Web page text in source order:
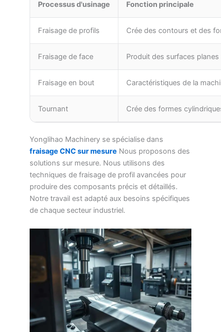
Processus d'usinage Fonction principale
Fraisage de profils Crée des contours et des
Fraisage de face Produit des surfaces planes
Fraisage en bout Caractéristiques de la
Tournant Crée des formes
Yonglihao Machinery se spécialise dans
fraisage CNC sur mesure Nous proposons des
solutions sur mesure. Nous utilisons des
techniques de fraisage de profil avancées pour
produire des composants précis et détaillés.
Notre travail est adapté aux besoins spécifiques
de chaque secteur industriel.